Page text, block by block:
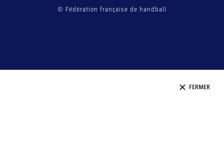
FERMER
© Fédération française de handball